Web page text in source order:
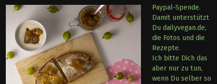
Paypal-Spende.
Damit unterstützt
Du dailyvegan.de,
die Fotos und die
Rezepte.
Ich bitte Dich das
aber nur zu tun,
wenn Du selber so